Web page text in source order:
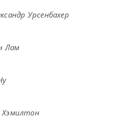
Урсенбахер
Лам
Хэмилтон